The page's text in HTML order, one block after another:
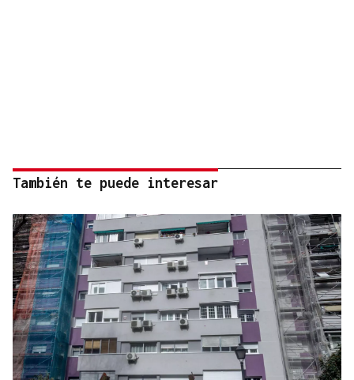
También te puede interesar